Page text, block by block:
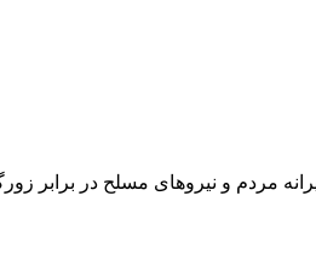
مردم و نیروهای مسلح در برابر